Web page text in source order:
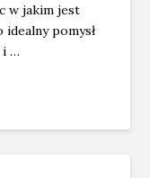
w jakim jest
pomysł
i …